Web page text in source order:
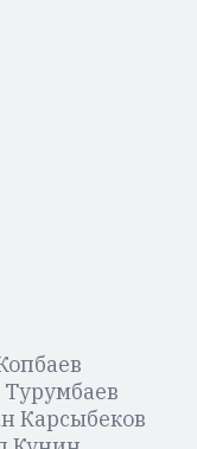
Турумбаев
Карсыбеков